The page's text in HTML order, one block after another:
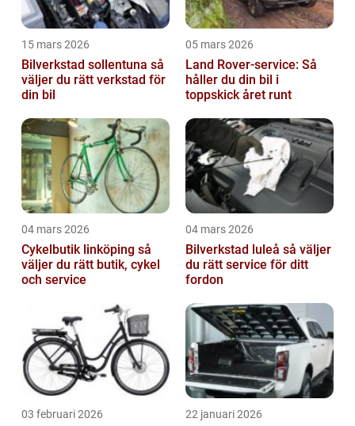
15 mars 2026
Bilverkstad sollentuna så
väljer du rätt verkstad för
din bil
05 mars 2026
Land Rover-service: Så
håller du din bil i
toppskick året runt
04 mars 2026
Cykelbutik linköping så
väljer du rätt butik, cykel
och service
04 mars 2026
Bilverkstad luleå så väljer
du rätt service för ditt
fordon
03 februari 2026 22 januari 2026